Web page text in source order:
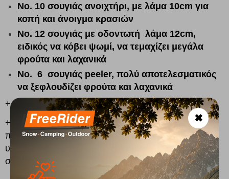
Nο. 10 σουγιάς ανοιχτήρι, με λάμα 10cm για
κοπή και άνοιγμα κρασιών
Νο. 12 σουγιάς με οδοντωτή λάμα 12cm,
ειδικός να κόβει ψωμί, να τεμαχίζει μεγάλα
φρούτα και λαχανικά
No. 6 σουγιάς peeler, πολύ αποτελεσματικός
να ξεφλουδίζει φρούτα και λαχανικά
+ επιφάνεια κοπής από ξύλο οξυάς 20 x 12 x 1cm
+ πετσέτα κουζίνας 3 σε 1: χρησιμοποιείται σαν
πετσέτα, μικρό πανί τραπεζιού και τσάντα μεταφοράς
υψηλής ποιότητας με μικροiνες για γρήγορο
στέγνωμα μετά το πλύσιμο.
✖